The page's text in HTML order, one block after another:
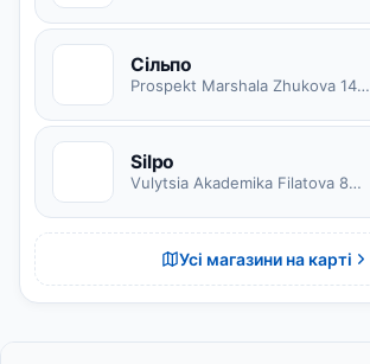
Сільпо
Prospekt Marshala Zhukova 14, Odeska miska hromada
Silpo
Vulytsia Akademika Filatova 84, Odeska miska hromada
Усі магазини на карті